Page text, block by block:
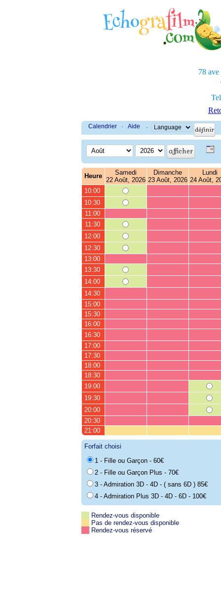
78 ave
Calendrier · Aide ·
Heure
Samedi
22 Août, 2026
Dimanche
23 Août, 2026
Lundi
24 Août,
10:00
10:30
11:00
11:30
12:00
12:30
13:00
13:30
14:00
14:30
15:00
15:30
16:00
16:30
17:00
17:30
18:00
18:30
19:00
19:30
20:00
20:30
21:00
Forfait choisi
1 - Fille ou Garçon - 60€
2 - Fille ou Garçon Plus - 70€
3 - Admiration 3D - 4D - ( sans 6D ) 85€
4 - Admiration Plus 3D - 4D - 6D - 100€
Rendez-vous disponible
Pas de rendez-vous disponible
Rendez-vous réservé